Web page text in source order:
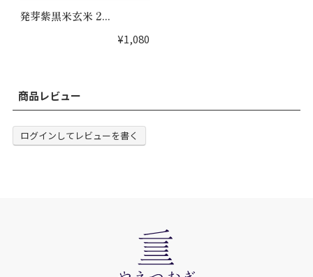
発芽紫黒米玄米 2...
¥1,080
商品レビュー
ログインしてレビューを書く